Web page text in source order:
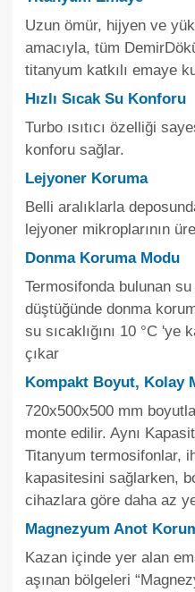
Uzun ömür, hijyen ve
amacıyla, tüm
titanyum katkılı emaye
Hızlı Sıcak Su Konforu
Turbo ısıtıcı özelliği
konforu sağlar.
Lejyoner Koruma
Belli aralıklarla
lejyoner mikroplarının
Donma Koruma Modu
Termosifonda bulunan su
düştüğünde donma
su sıcaklığını 10 °C 'ye
çıkar
Kompakt Boyut, Kolay
720x500x500 mm
monte edilir. Aynı
Titanyum termosifonlar,
kapasitesini sağlarken,
cihazlara göre daha az
Magnezyum Anot
Kazan içinde yer alan
aşınan bölgeleri